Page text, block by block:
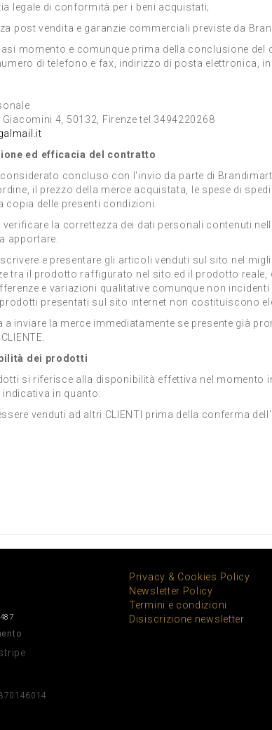
legale di conformità per i beni acquistati;
post vendita e garanzie commerciali previste da
momento e comunque prima della conclusione
di telefono e fax, indirizzo di posta elettronica,
4, 50132, Firenze tel 3494220268
ed efficacia del contratto
considerato concluso con l'invio da parte di
il prezzo della merce acquistata, le spese di
copia delle presenti condizioni.
a verificare la correttezza dei dati personali contenuti
apportare.
e presentare gli articoli venduti sul sito nel
tra il prodotto raffigurato nel sito ed il prodotto
e variazioni qualitative comunque non
presentati sul sito internet non costituiscono
a inviare la merce immediatamente se presente già
dei prodotti
si riferisce alla disponibilità effettiva nel momento
in quanto:
venduti ad altri CLIENTI prima della conferma
Privacy & Cookies Policy
Newsletter Policy
Termini e condizioni
Disiscrizione newsletter